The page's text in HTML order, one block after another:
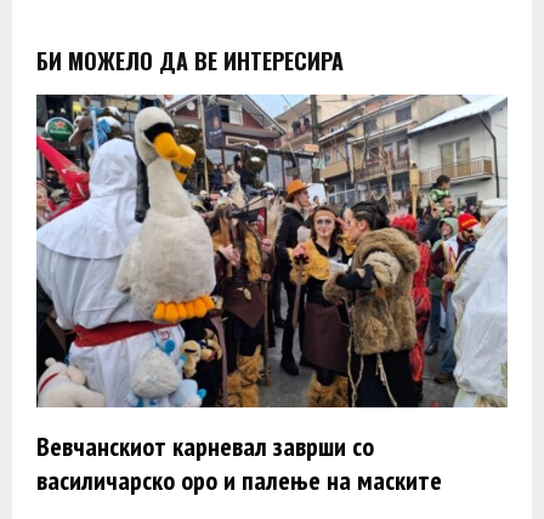
БИ МОЖЕЛО ДА ВЕ ИНТЕРЕСИРА
Вевчанскиот карневал заврши со
василичарско оро и палење на маските